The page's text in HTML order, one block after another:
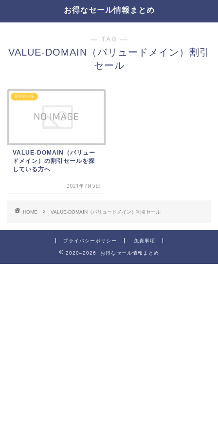
お得なセール情報まとめ
― TAG ―
VALUE-DOMAIN（バリュードメイン）割引
セール
割引セール
VALUE-DOMAIN（バリュー
ドメイン）の割引セールを探
している方へ
2021年7月5日
HOME VALUE-DOMAIN（バリュードメイン）割引セール
プライバシーポリシー 免責事項
2020–2026 お得なセール情報まとめ